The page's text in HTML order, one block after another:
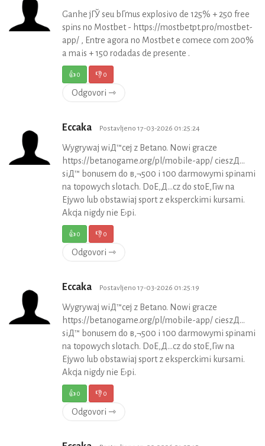
Ganhe jГЎ seu bГґnus explosivo de 125% + 250 free
spins no Mostbet - https://mostbetpt.pro/mostbet-
app/ , Entre agora no Mostbet e comece com 200%
a mais + 150 rodadas de presente .
👍0 👎0
Odgovori ⇾
Eccaka Postavljeno 17-03-2026 01:25:24
Wygrywaj wiД™cej z Betano. Nowi gracze
https://betanogame.org/pl/mobile-app/ cieszД…
siД™ bonusem do в‚¬500 i 100 darmowymi spinami
na topowych slotach. DoЕ‚Д…cz do stoЕ‚Гіw na
Ејywo lub obstawiaj sport z eksperckimi kursami.
Akcja nigdy nie Е›pi.
👍0 👎0
Odgovori ⇾
Eccaka Postavljeno 17-03-2026 01:25:19
Wygrywaj wiД™cej z Betano. Nowi gracze
https://betanogame.org/pl/mobile-app/ cieszД…
siД™ bonusem do в‚¬500 i 100 darmowymi spinami
na topowych slotach. DoЕ‚Д…cz do stoЕ‚Гіw na
Ејywo lub obstawiaj sport z eksperckimi kursami.
Akcja nigdy nie Е›pi.
👍0 👎0
Odgovori ⇾